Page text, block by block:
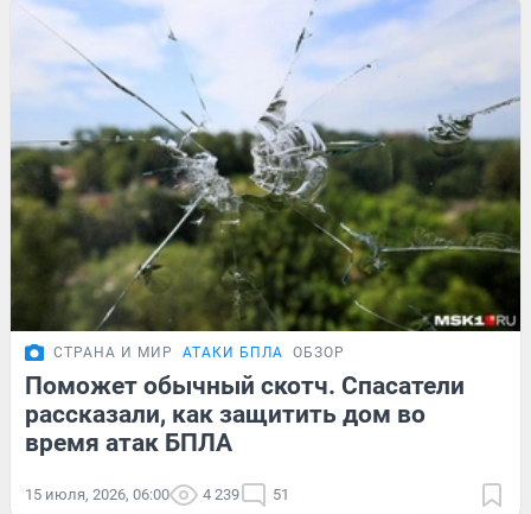
СТРАНА И МИР АТАКИ БПЛА ОБЗОР
Поможет обычный скотч. Спасатели
рассказали, как защитить дом во
время атак БПЛА
15 июля, 2026, 06:00 4 239 51